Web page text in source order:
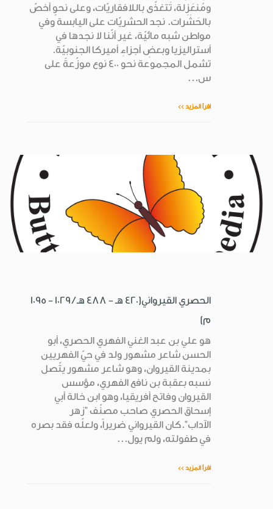
ومُنعَزِلة، تَتغذّى باللافقاريّات، وعلى نحوٍ أخصّ
بالحَشَرات. نجد الحشريّات على اليابسة وفي
مواطن شبه مائيّة، غير أنّنا لا نجدها في
أستراليزيا وبعضِ أجزاءِ أميركا الجنوبيّة.
تشمل المجموعة نحو 400 نوع موزّعةً على
س...
اقرأ المزيد >>
الحصري القيرواني(420 هـ - 488 هـ / 1029 - 1095
م)
هو علي بن عبد الغني الفهري الحصري، أبو
الحسن شاعر مشهور ولد في حيّ الفهريين
بمدينة القيروان، وهو شاعر مشهور يتّصل
نسبه بعقبة بن نافع الفهري، مؤسس
القيروان وفاتح أفريقيا، وهو ابن خالة أبي
إسحاق الحصري صاحب مصنّف "زهر
الآداب".كان القيرواني ضريراً، ولعلّه فقد بصره
في طفولته، ولم يول...
اقرأ المزيد >>